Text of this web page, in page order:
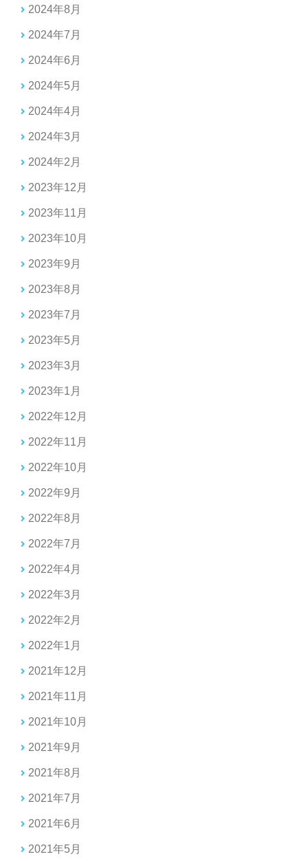
2024年8月
2024年7月
2024年6月
2024年5月
2024年4月
2024年3月
2024年2月
2023年12月
2023年11月
2023年10月
2023年9月
2023年8月
2023年7月
2023年5月
2023年3月
2023年1月
2022年12月
2022年11月
2022年10月
2022年9月
2022年8月
2022年7月
2022年4月
2022年3月
2022年2月
2022年1月
2021年12月
2021年11月
2021年10月
2021年9月
2021年8月
2021年7月
2021年6月
2021年5月